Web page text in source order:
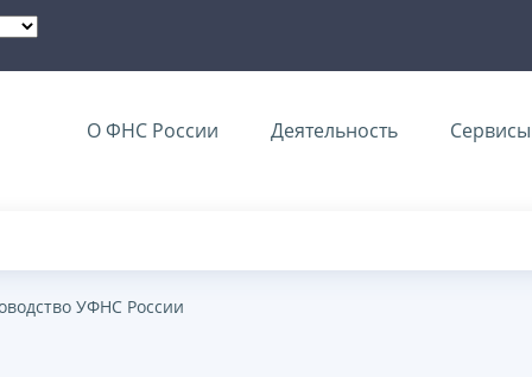
О ФНС России Деятельность Сервисы
УФНС России